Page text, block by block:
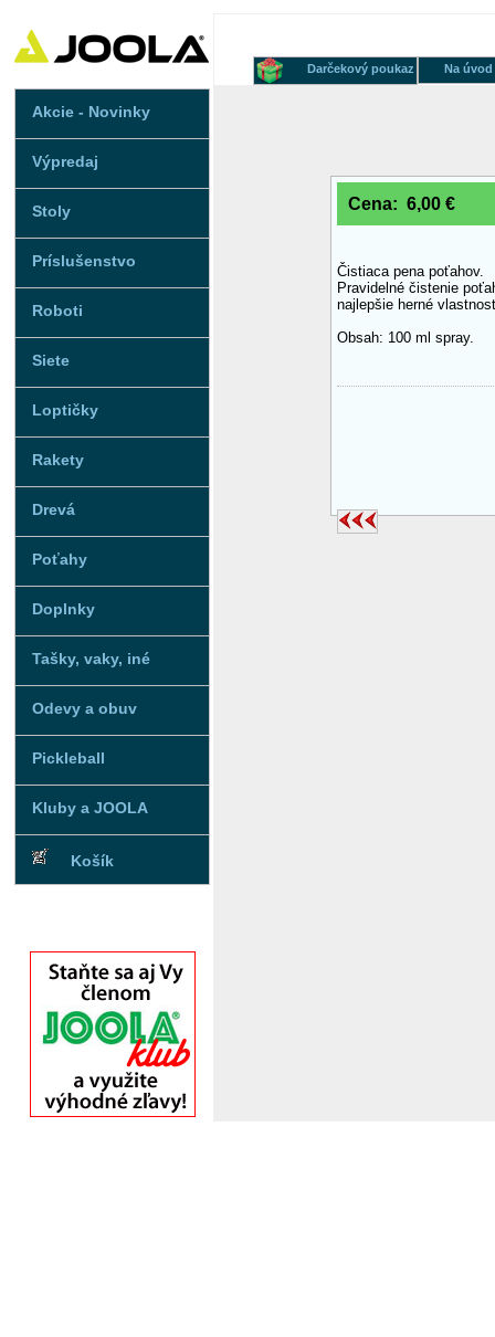
Akcie - Novinky
Výpredaj
Stoly
Príslušenstvo
Roboti
Siete
Loptičky
Rakety
Drevá
Poťahy
Doplnky
Tašky, vaky, iné
Odevy a obuv
Pickleball
Kluby a JOOLA
Košík
Na úvod
Darčekový poukaz
Cena: 6,00 €
Čistiaca pena poťahov.
Pravidelné čistenie
najlepšie herné
Obsah: 100 ml spray.